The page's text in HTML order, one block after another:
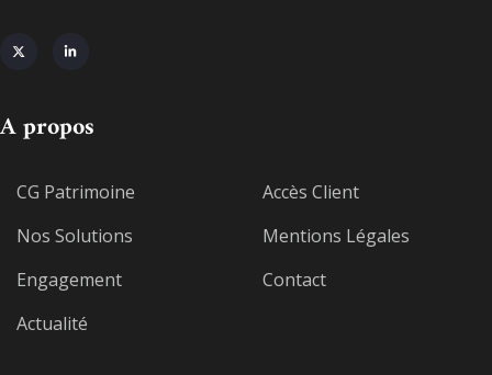
A propos
CG Patrimoine
Nos Solutions
Engagement
Actualité
Accès Client
Mentions Légales
Contact